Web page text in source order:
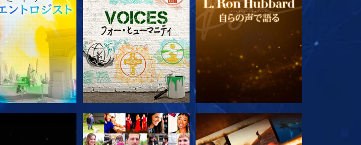
シリーズを探求 シリーズを探求